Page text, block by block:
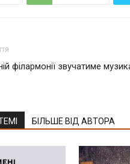
філармонії звучатиме
БІЛЬШЕ ВІД АВТОРА